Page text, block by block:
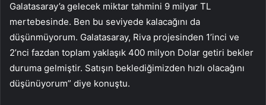
Galatasaray’a gelecek miktar tahmini 9 milyar TL
mertebesinde. Ben bu seviyede kalacağını da
düşünmüyorum. Galatasaray, Riva projesinden 1’inci ve
2’nci fazdan toplam yaklaşık 400 milyon Dolar getiri bekler
duruma gelmiştir. Satışın beklediğimizden hızlı olacağını
düşünüyorum” diye konuştu.